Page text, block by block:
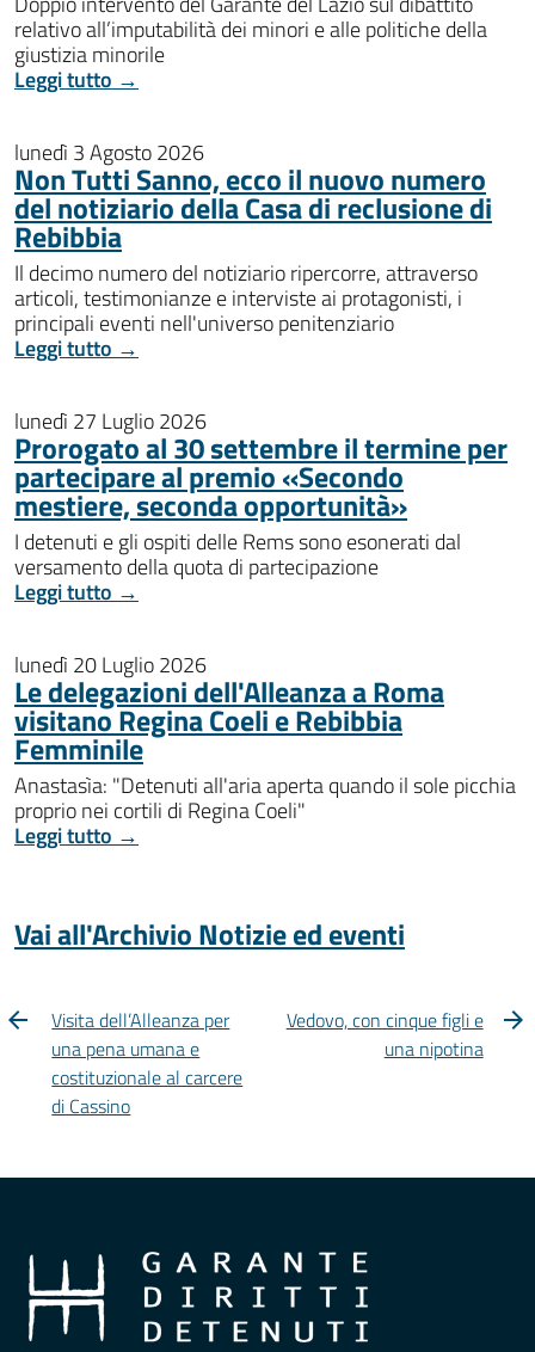
relativo all’imputabilità dei minori e alle politiche della
giustizia minorile
Leggi tutto →
lunedì 3 Agosto 2026
Non Tutti Sanno, ecco il nuovo numero
del notiziario della Casa di reclusione di
Rebibbia
Il decimo numero del notiziario ripercorre, attraverso
articoli, testimonianze e interviste ai protagonisti, i
principali eventi nell'universo penitenziario
Leggi tutto →
lunedì 27 Luglio 2026
Prorogato al 30 settembre il termine per
partecipare al premio «Secondo
mestiere, seconda opportunità»
I detenuti e gli ospiti delle Rems sono esonerati dal
versamento della quota di partecipazione
Leggi tutto →
lunedì 20 Luglio 2026
Le delegazioni dell'Alleanza a Roma
visitano Regina Coeli e Rebibbia
Femminile
Anastasìa: "Detenuti all'aria aperta quando il sole picchia
proprio nei cortili di Regina Coeli"
Leggi tutto →
Vai all'Archivio Notizie ed eventi
Visita dell’Alleanza per
una pena umana e
costituzionale al carcere
di Cassino
Vedovo, con cinque figli e
una nipotina